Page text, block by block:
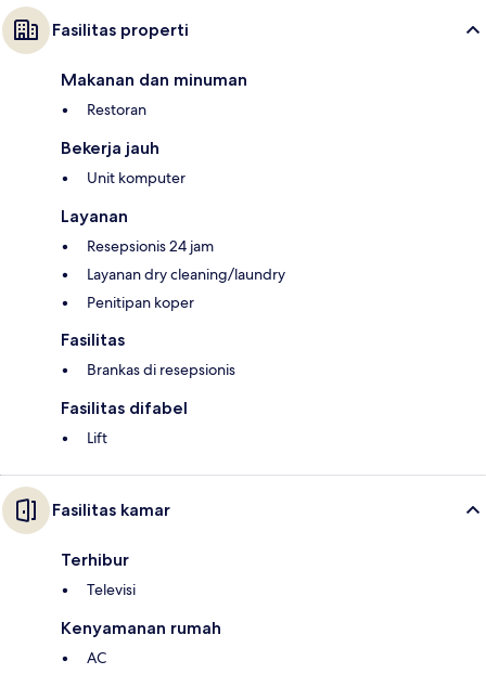
Fasilitas properti
Makanan dan minuman
Restoran
Bekerja jauh
Unit komputer
Layanan
Resepsionis 24 jam
Layanan dry cleaning/laundry
Penitipan koper
Fasilitas
Brankas di resepsionis
Fasilitas difabel
Lift
Fasilitas kamar
Terhibur
Televisi
Kenyamanan rumah
AC